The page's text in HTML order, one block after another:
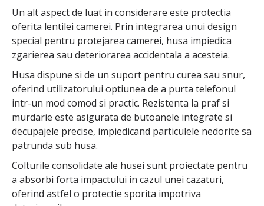
Un alt aspect de luat in considerare este protectia
oferita lentilei camerei. Prin integrarea unui design
special pentru protejarea camerei, husa impiedica
zgarierea sau deteriorarea accidentala a acesteia.
Husa dispune si de un suport pentru curea sau snur,
oferind utilizatorului optiunea de a purta telefonul
intr-un mod comod si practic. Rezistenta la praf si
murdarie este asigurata de butoanele integrate si
decupajele precise, impiedicand particulele nedorite sa
patrunda sub husa.
Colturile consolidate ale husei sunt proiectate pentru
a absorbi forta impactului in cazul unei cazaturi,
oferind astfel o protectie sporita impotriva